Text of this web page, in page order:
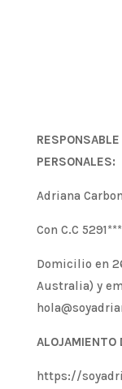
PERSONALES:
Adriana
Con C.C
Domicilio en
Australia) y
ALOJAMIENTO
https://